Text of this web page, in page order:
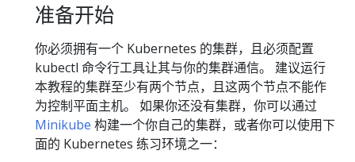
准备开始
你必须拥有一个 Kubernetes 的集群，且必须配置
kubectl 命令行工具让其与你的集群通信。 建议运行
本教程的集群至少有两个节点，且这两个节点不能作
为控制平面主机。 如果你还没有集群，你可以通过
Minikube 构建一个你自己的集群，或者你可以使用下
面的 Kubernetes 练习环境之一：